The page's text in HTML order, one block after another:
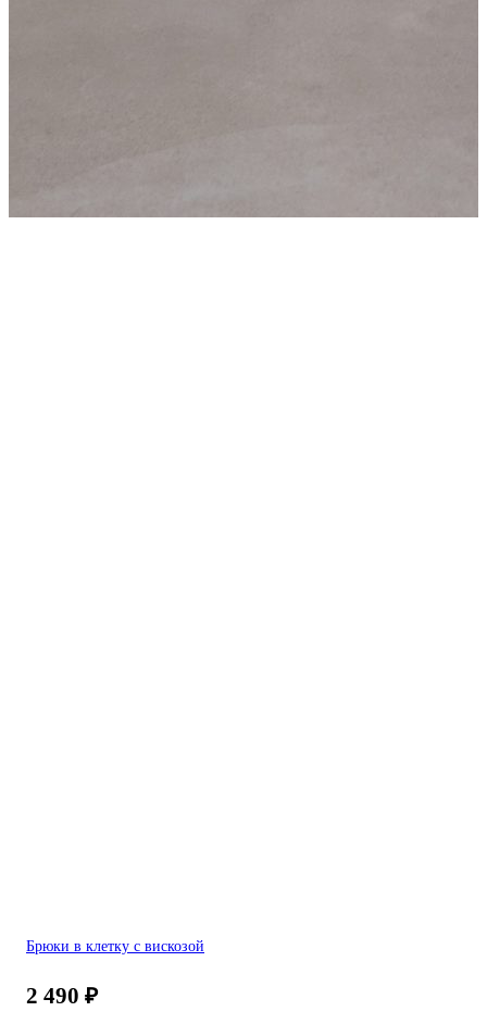
Брюки в клетку с вискозой
2 490 ₽